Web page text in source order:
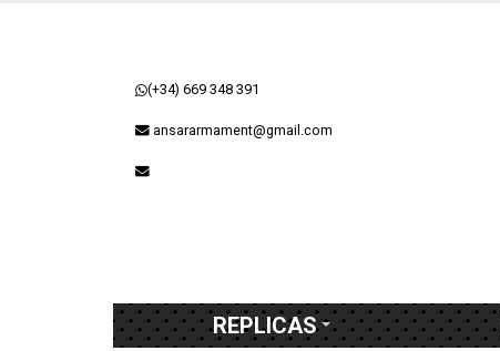
(+34) 669 348 391
ansararmament@gmail.com
REPLICAS